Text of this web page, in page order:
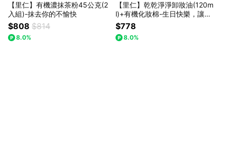
【里仁】有機濃抹茶粉45公克(2
入組)-抹去你的不愉快
$808 $814
8.0%
【里仁】乾乾淨淨卸妝油(120m
l)+有機化妝棉-生日快樂，讓我
卸掉你的煩惱
$778
8.0%